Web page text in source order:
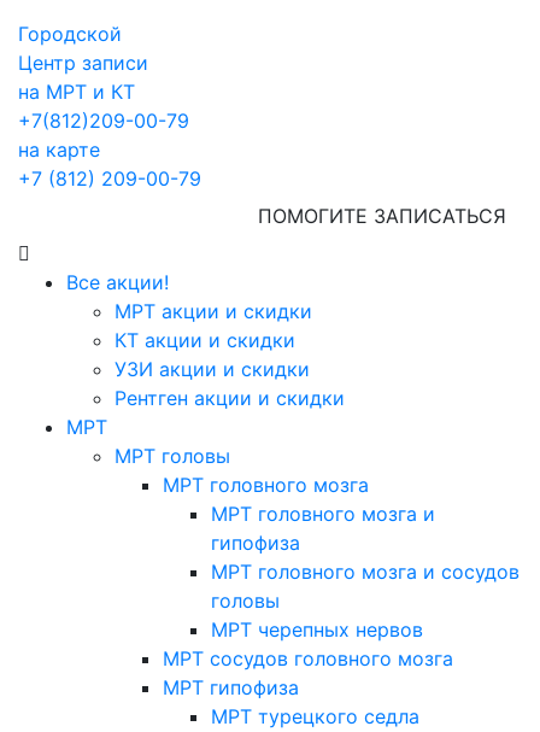
Городской
Центр записи
на МРТ и КТ
+7(812)209-00-79
на карте
+7 (812) 209-00-79
ПОМОГИТЕ ЗАПИСАТЬСЯ
Все акции!
МРТ акции и скидки
КТ акции и скидки
УЗИ акции и скидки
Рентген акции и скидки
МРТ
МРТ головы
МРТ головного мозга
МРТ головного мозга и
гипофиза
МРТ головного мозга и сосудов
головы
МРТ черепных нервов
МРТ сосудов головного мозга
МРТ гипофиза
МРТ турецкого седла